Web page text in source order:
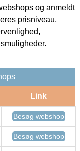
og anmeldt
prisniveau,
Link
Besøg webshop
Besøg webshop